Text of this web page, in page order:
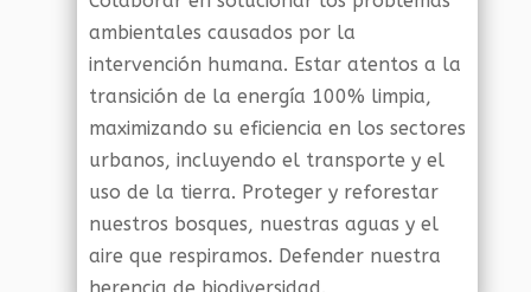
ambientales causados por la
intervención humana. Estar atentos a la
transición de la energía 100% limpia,
maximizando su eficiencia en los sectores
urbanos, incluyendo el transporte y el
uso de la tierra. Proteger y reforestar
nuestros bosques, nuestras aguas y el
aire que respiramos. Defender nuestra